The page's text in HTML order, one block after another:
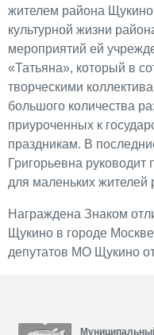
жителем района
культурной жизни
мероприятий ей
«Татьяна», который в
творческими
большого количества
приуроченных к
праздникам. В
Григорьевна
для маленьких жителей
Награждена Знаком
Щукино в городе
депутатов МО Щукино